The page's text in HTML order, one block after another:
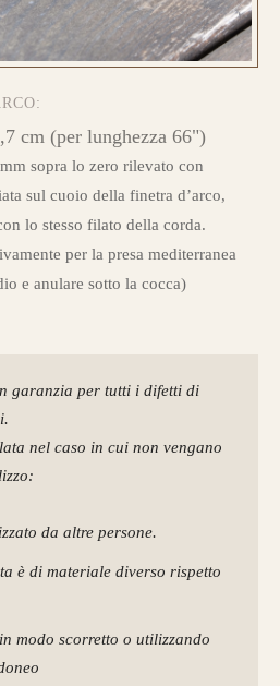
cm (per lunghezza 66")
sopra lo zero rilevato con
sul cuoio della finetra d’arco,
lo stesso filato della corda.
per la presa mediterranea
e anulare sotto la cocca)
garanzia per tutti i difetti di
nel caso in cui non vengano
da altre persone.
è di materiale diverso rispetto
modo scorretto o utilizzando